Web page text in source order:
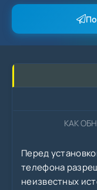
полная
новые
КАК
Перед
телефона
неизвестных